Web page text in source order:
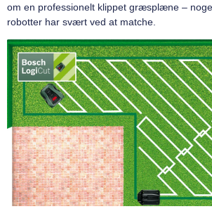
om en professionelt klippet græsplæne –
robotter har svært ved at matche.